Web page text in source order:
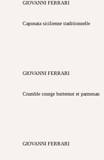
GIOVANNI FERRARI
Caponata sicilienne traditionnelle
GIOVANNI FERRARI
Crumble courge butternut et parmesan
GIOVANNI FERRARI